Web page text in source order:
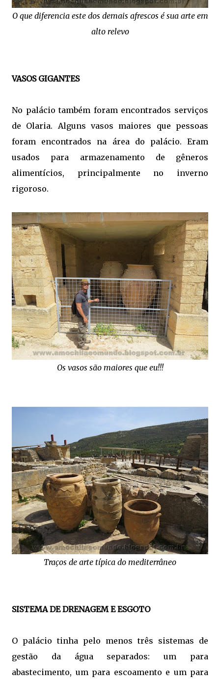
O que diferencia este dos demais afrescos é sua arte em
alto relevo
VASOS GIGANTES
No palácio também foram encontrados serviços
de Olaria. Alguns vasos maiores que pessoas
foram encontrados na área do palácio. Eram
usados para armazenamento de gêneros
alimentícios, principalmente no inverno
rigoroso.
Os vasos são maiores que eu!!!
Traços de arte típica do mediterrâneo
SISTEMA DE DRENAGEM E ESGOTO
O palácio tinha pelo menos três sistemas de
gestão da água separados: um para
abastecimento, um para escoamento e um para